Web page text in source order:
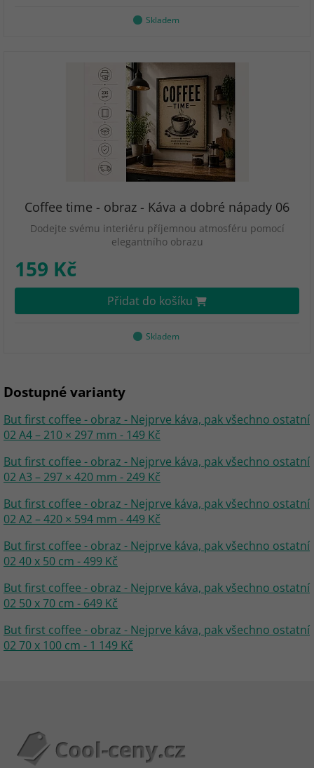
Skladem
Coffee time - obraz - Káva a dobré nápady 06
Dodejte svému interiéru příjemnou atmosféru pomocí
elegantního obrazu
159 Kč
Přidat do košíku
Skladem
Dostupné varianty
But first coffee - obraz - Nejprve káva, pak všechno ostatní
02 A4 – 210 × 297 mm - 149 Kč
But first coffee - obraz - Nejprve káva, pak všechno ostatní
02 A3 – 297 × 420 mm - 249 Kč
But first coffee - obraz - Nejprve káva, pak všechno ostatní
02 A2 – 420 × 594 mm - 449 Kč
But first coffee - obraz - Nejprve káva, pak všechno ostatní
02 40 x 50 cm - 499 Kč
But first coffee - obraz - Nejprve káva, pak všechno ostatní
02 50 x 70 cm - 649 Kč
But first coffee - obraz - Nejprve káva, pak všechno ostatní
02 70 x 100 cm - 1 149 Kč